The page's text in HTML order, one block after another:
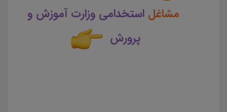
مشاغل استخدامی وزارت آموزش و
پرورش